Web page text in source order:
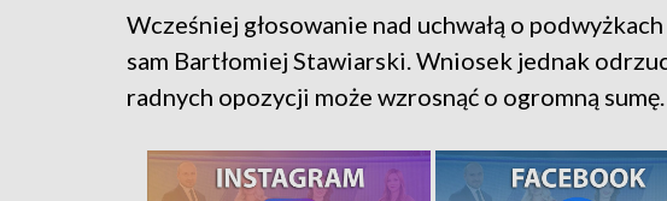
Wcześniej głosowanie nad uchwałą o
sam Bartłomiej Stawiarski. Wniosek jednak
radnych opozycji może wzrosnąć o ogromną sumę.